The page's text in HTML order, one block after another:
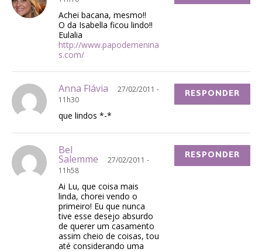
Achei bacana, mesmo!!
O da Isabella ficou lindo!!
Eulalia
http://www.papodemenina
s.com/
Anna Flávia
27/02/2011 -
11h30
que lindos *-*
RESPONDER
Bel
Salemme
27/02/2011 -
11h58
Ai Lu, que coisa mais
linda, chorei vendo o
primeiro! Eu que nunca
tive esse desejo absurdo
de querer um casamento
assim cheio de coisas, tou
até considerando uma
RESPONDER